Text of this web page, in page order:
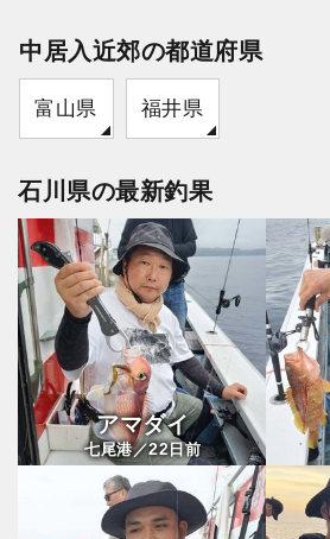
中居入近郊の都道府県
富山県 福井県
石川県の最新釣果
アマダイ
七尾港／22日前